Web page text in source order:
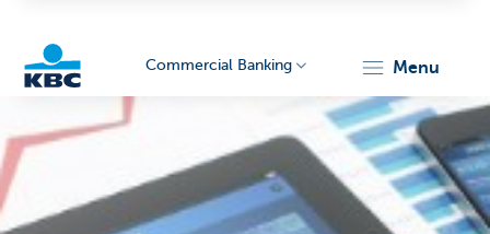
Commercial Banking menu